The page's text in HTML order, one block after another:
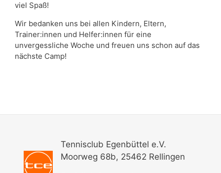
viel Spaß!
Wir bedanken uns bei allen Kindern, Eltern,
Trainer:innen und Helfer:innen für eine
unvergessliche Woche und freuen uns schon auf das
nächste Camp!
Tennisclub Egenbüttel e.V.
Moorweg 68b, 25462 Rellingen